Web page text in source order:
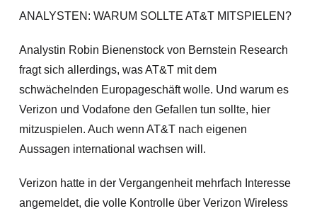
ANALYSTEN: WARUM SOLLTE AT&T MITSPIELEN?
Analystin Robin Bienenstock von Bernstein Research
fragt sich allerdings, was AT&T mit dem
schwächelnden Europageschäft wolle. Und warum es
Verizon und Vodafone den Gefallen tun sollte, hier
mitzuspielen. Auch wenn AT&T nach eigenen
Aussagen international wachsen will.
Verizon hatte in der Vergangenheit mehrfach Interesse
angemeldet, die volle Kontrolle über Verizon Wireless